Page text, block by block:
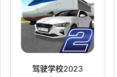
驾驶学校2023